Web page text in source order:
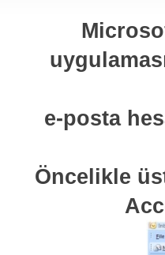
e-posta
Öncelikle